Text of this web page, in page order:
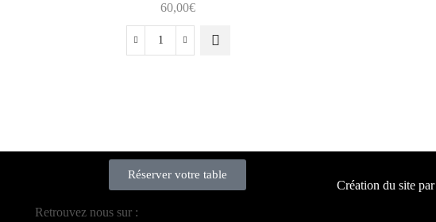
60,00€
Réserver votre table
Retrouvez nous sur :
Création du site par